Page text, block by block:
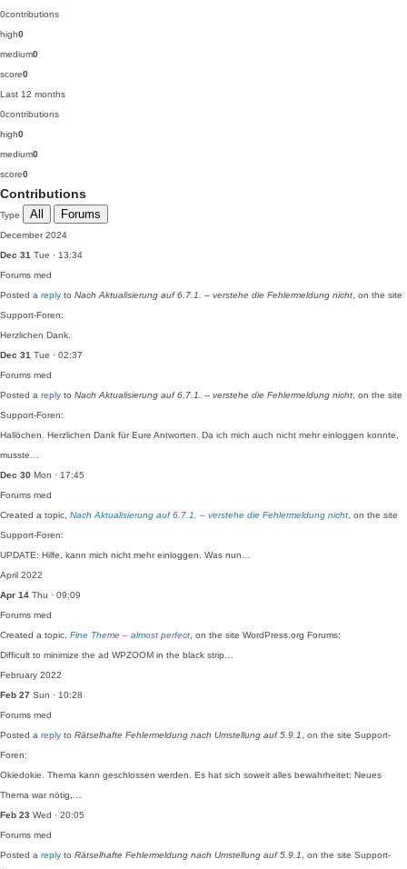
0contributions
high0
medium0
score0
Last 12 months
0contributions
high0
medium0
score0
Contributions
Type All Forums
December 2024
Dec 31 Tue · 13:34
Forums med
Posted a reply to Nach Aktualisierung auf 6.7.1. – verstehe die Fehlermeldung nicht , on the site
Support-Foren:
Herzlichen Dank.
Dec 31 Tue · 02:37
Forums med
Posted a reply to Nach Aktualisierung auf 6.7.1. – verstehe die Fehlermeldung nicht , on the site
Support-Foren:
Hallöchen. Herzlichen Dank für Eure Antworten. Da ich mich auch nicht mehr einloggen konnte,
musste…
Dec 30 Mon · 17:45
Forums med
Created a topic, Nach Aktualisierung auf 6.7.1. – verstehe die Fehlermeldung nicht , on the site
Support-Foren:
UPDATE: Hilfe, kann mich nicht mehr einloggen. Was nun…
April 2022
Apr 14 Thu · 09:09
Forums med
Created a topic, Fine Theme – almost perfect , on the site WordPress.org Forums:
Difficult to minimize the ad WPZOOM in the black strip…
February 2022
Feb 27 Sun · 10:28
Forums med
Posted a reply to Rätselhafte Fehlermeldung nach Umstellung auf 5.9.1 , on the site Support-
Foren:
Okiedokie. Thema kann geschlossen werden. Es hat sich soweit alles bewahrheitet: Neues
Thema war nötig,…
Feb 23 Wed · 20:05
Forums med
Posted a reply to Rätselhafte Fehlermeldung nach Umstellung auf 5.9.1 , on the site Support-